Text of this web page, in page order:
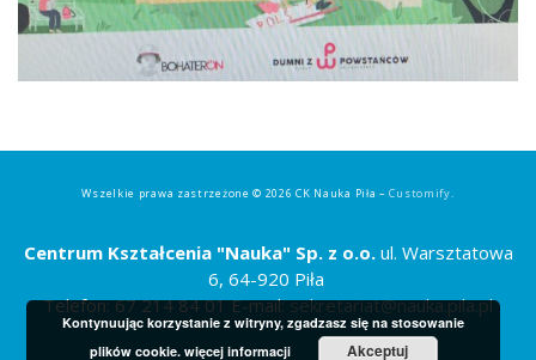
Wszelkie prawa zastrzeżone © 2026 CK Nauka Piła –Customify.
Centrum Kształcenia "Nauka" Sp. z o.o.ul. Warsztatowa
6, 64-920 Piła
Telefon: 67 214 84 01 E-mail:sekretariat@nauka.pila.pl
Kontynuując korzystanie z witryny, zgadzasz się na stosowanie
plików cookie. więcej informacji Akceptuj